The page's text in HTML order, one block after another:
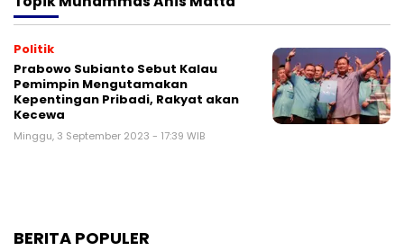
Politik
Prabowo Subianto Sebut Kalau
Pemimpin Mengutamakan
Kepentingan Pribadi, Rakyat akan
Kecewa
Minggu, 3 September 2023 - 17:39 WIB
BERITA POPULER